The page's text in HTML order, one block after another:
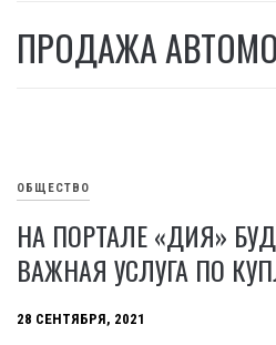
ПРОДАЖА
ОБЩЕСТВО
НА ПОРТАЛЕ «ДИЯ»
ВАЖНАЯ УСЛУГА ПО
28 СЕНТЯБРЯ, 2021